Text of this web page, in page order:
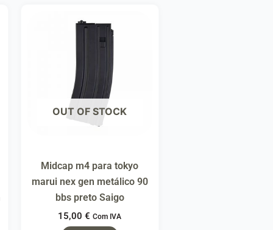
OUT OF STOCK
Midcap m4 para tokyo
marui nex gen metálico 90
bbs preto Saigo
15,00€ Com IVA